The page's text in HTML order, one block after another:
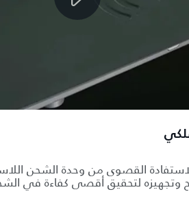
القصوى من وحدة الشحن
لتحقيق أقصى كفاءة في